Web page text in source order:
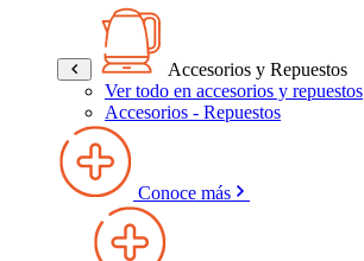
Accesorios y Repuestos
Ver todo en accesorios y repuestos
Accesorios - Repuestos
Conoce más